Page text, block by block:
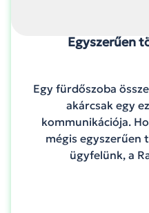
Egyszerűen
Egy fürdőszoba
akárcsak egy
kommunikációja.
mégis egyszerűen
ügyfelünk, a